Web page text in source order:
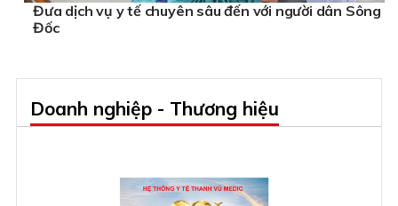
Đưa dịch vụ y tế chuyên sâu đến với người dân Sông
Đốc
Doanh nghiệp - Thương hiệu